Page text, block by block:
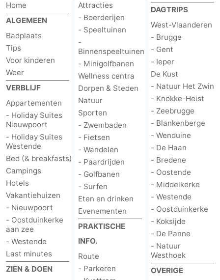
Home
ALGEMEEN
Badplaats
Tips
Voor kinderen
Weer
VERBLIJF
Appartementen
- Holiday Suites
Nieuwpoort
- Holiday Suites
Westende
Bed (& breakfasts)
Campings
Hotels
Vakantiehuizen
- Nieuwpoort
- Oostduinkerke
aan zee
- Westende
Last minutes
ZIEN & DOEN
Attracties
- Boerderijen
- Speeltuinen
-
Binnenspeeltuinen
- Minigolfbanen
Wellness centra
Dorpen & Steden
Natuur
Sporten
- Zwembaden
- Fietsen
- Wandelen
- Paardrijden
- Golfbanen
- Surfen
Eten en drinken
Evenementen
PRAKTISCHE
INFO.
Route
- Parkeren
DAGTRIPS
West-Vlaanderen
- Brugge
- Gent
- Ieper
De Kust
- Natuur Het Zwin
- Knokke-Heist
- Zeebrugge
- Blankenberge
- Wenduine
- De Haan
- Bredene
- Oostende
- Middelkerke
- Westende
- Oostduinkerke
- Koksijde
- De Panne
- Natuur
Westhoek
OVERIGE